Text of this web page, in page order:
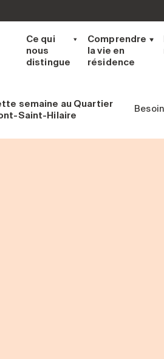
Ce qui
nous
distingue
Comprendre
la vie en
résidence
semaine au Quartier
Saint-Hilaire